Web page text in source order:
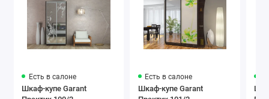
Бавария
Белый глянец
Есть в салоне
Шкаф-купе Garant
Есть в салоне
Шкаф-купе Garant